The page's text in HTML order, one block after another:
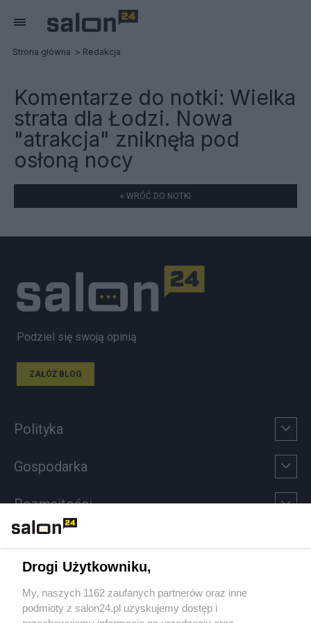
Strona główna Redakcja
Komentarze do notki: Wielka
strata dla Łodzi. Nowa
"atrakcja" zniknęła pod
osłoną nocy
« WRÓĆ DO NOTKI
Podziel się swoją opinią
ZAŁÓŻ BLOG
Polityka
Gospodarka
Rozmaitości
Sport
Społeczeństwo
Drogi Użytkowniku,
My, naszych 1162 zaufanych partnerów oraz inne
podmioty z salon24.pl uzyskujemy dostęp i